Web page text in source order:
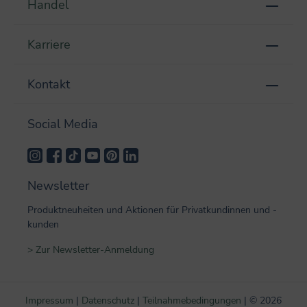
Handel
Karriere
Kontakt
Social Media
Newsletter
Produktneuheiten und Aktionen für Privatkundinnen und -
kunden
> Zur Newsletter-Anmeldung
Impressum | Datenschutz | Teilnahmebedingungen | © 2026